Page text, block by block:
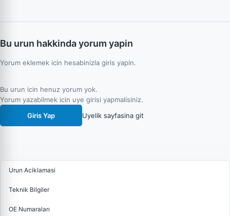
Bu urun hakkinda yorum yapin
Yorum eklemek icin hesabinizla giris yapin.
Bu urun icin henuz yorum yok.
Yorum yazabilmek icin uye girisi yapmalisiniz.
Giris Yap
Uyelik sayfasina git
Urun Aciklamasi
Teknik Bilgiler
OE Numaraları